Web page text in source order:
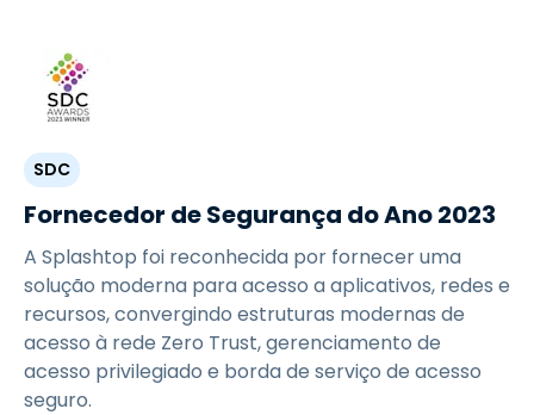
SDC
Fornecedor de Segurança do Ano 2023
A Splashtop foi reconhecida por fornecer uma
solução moderna para acesso a aplicativos, redes e
recursos, convergindo estruturas modernas de
acesso à rede Zero Trust, gerenciamento de
acesso privilegiado e borda de serviço de acesso
seguro.